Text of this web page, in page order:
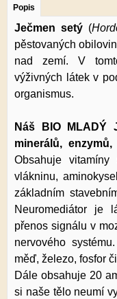
Popis
Ječmen setý(
pěstovaných
nad zemí. V
výživných látek v
organismus.
Náš BIO MLADÝ
minerálů,
Obsahuje
vlákninu,
základním
Neuromediátor je
přenos signálu v
nervového
měď, železo, fosfor
Dále obsahuje 20
si naše tělo neumí